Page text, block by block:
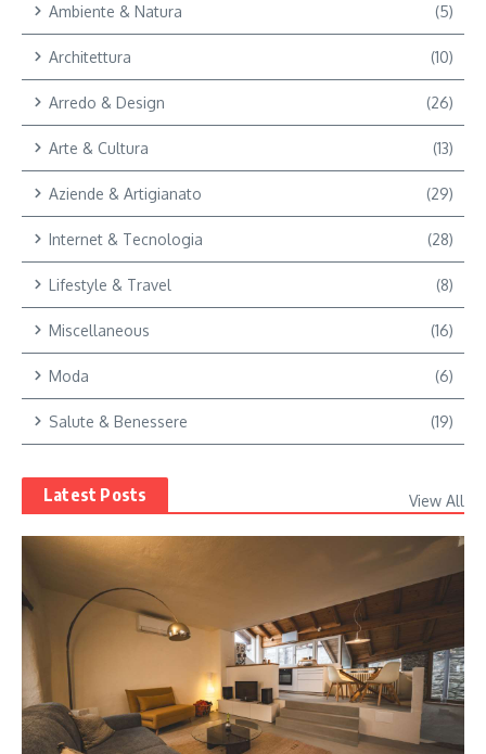
Ambiente & Natura (5)
Architettura (10)
Arredo & Design (26)
Arte & Cultura (13)
Aziende & Artigianato (29)
Internet & Tecnologia (28)
Lifestyle & Travel (8)
Miscellaneous (16)
Moda (6)
Salute & Benessere (19)
Latest Posts View All